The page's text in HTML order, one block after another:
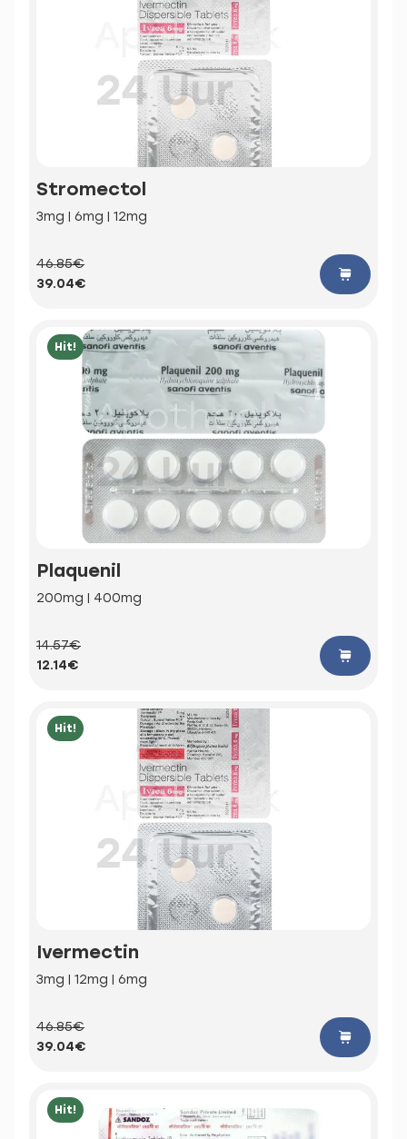
Stromectol
3mg | 6mg | 12mg
46.85€
39.04€
Hit!
Plaquenil
200mg | 400mg
14.57€
12.14€
Hit!
Ivermectin
3mg | 12mg | 6mg
46.85€
39.04€
Hit!